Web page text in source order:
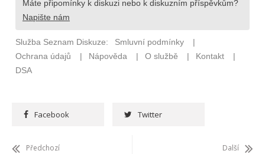
Facebook Twitter
Předchozí
Další